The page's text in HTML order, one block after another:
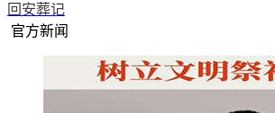
回安葬记
官方新闻